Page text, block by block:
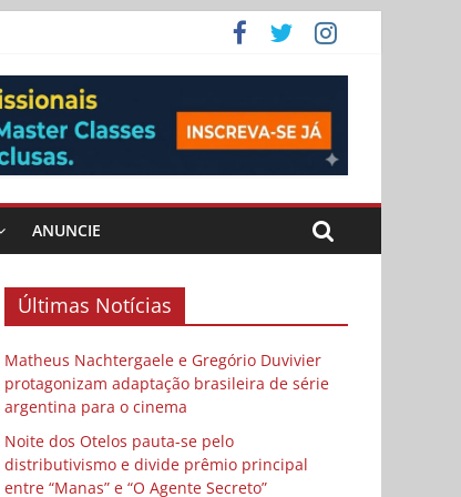
ANUNCIE
Últimas Notícias
Matheus Nachtergaele e Gregório Duvivier
protagonizam adaptação brasileira de série
argentina para o cinema
Noite dos Otelos pauta-se pelo
distributivismo e divide prêmio principal
entre “Manas” e “O Agente Secreto”